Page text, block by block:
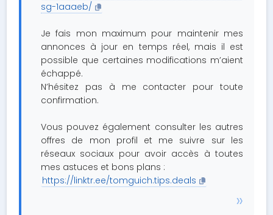
sg-1aaaeb/
Je fais mon maximum pour maintenir mes
annonces à jour en temps réel, mais il est
possible que certaines modifications m’aient
échappé.
N’hésitez pas à me contacter pour toute
confirmation.
Vous pouvez également consulter les autres
offres de mon profil et me suivre sur les
réseaux sociaux pour avoir accès à toutes
mes astuces et bons plans :
https://linktr.ee/tomguich.tips.deals